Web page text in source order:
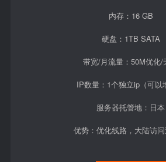
内存：16 GB
硬盘：1TB SATA
带宽/月流量：50M优化/
IP数量：1个独立ip（可以
服务器托管地：日本
优势：优化线路，大陆访